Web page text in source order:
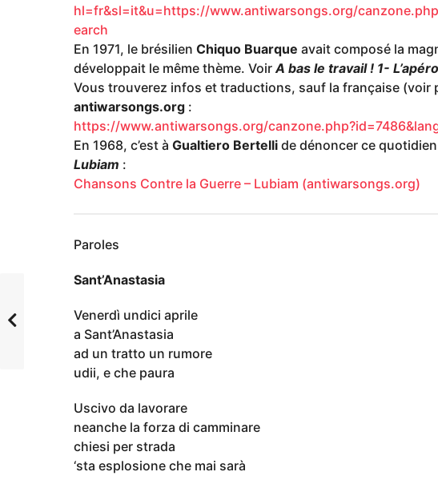
hl=fr&sl=it&u=https://www.antiwarsongs.org/
earch
En 1971, le brésilien Chiquo Buarque avait composé la
développait le même thème. Voir A bas le travail ! 1- L’apéro
Vous trouverez infos et traductions, sauf la française (voir
antiwarsongs.org :
https://www.antiwarsongs.org/
En 1968, c’est à Gualtiero Bertelli de dénoncer ce
Lubiam :
Chansons Contre la Guerre – Lubiam (antiwarsongs.org)
Paroles
Sant’Anastasia
Venerdì undici aprile
a Sant’Anastasia
ad un tratto un rumore
udii, e che paura
Uscivo da lavorare
neanche la forza di camminare
chiesi per strada
‘sta esplosione che mai sarà